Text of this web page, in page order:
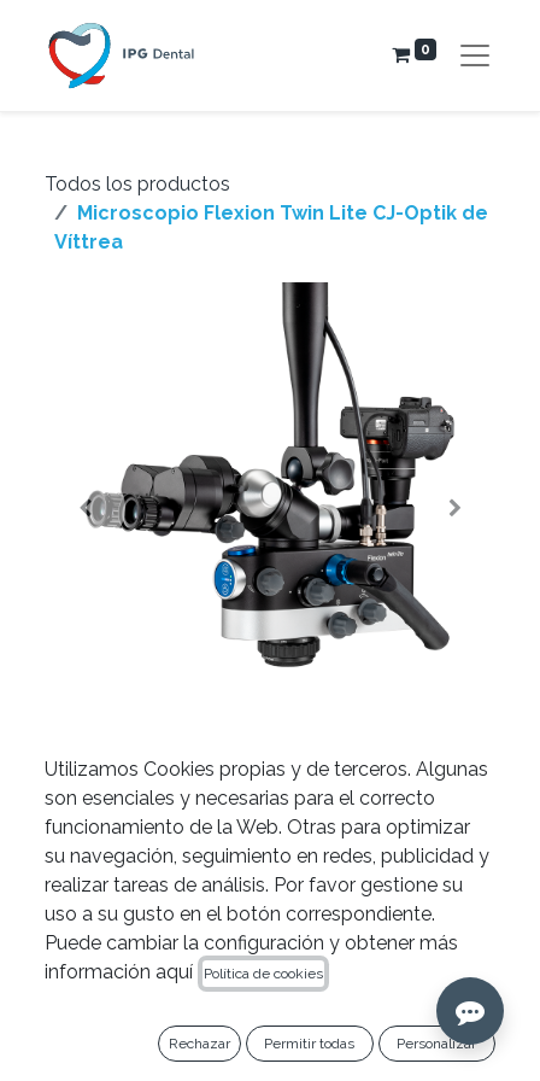
0
Todos los productos
Microscopio Flexion Twin Lite CJ-Optik de
Víttrea
Microscopio Flexion Twin
Lite CJ-Optik de Víttrea
Los microscopios Flexion Twin Lite están
disponibles en varias opciones y
configuraciones. Nuestros especialistas de
producto podrán ayudarte a elegir el que
Utilizamos Cookies propias y de terceros. Algunas
son esenciales y necesarias para el correcto
funcionamiento de la Web. Otras para optimizar
su navegación, seguimiento en redes, publicidad y
realizar tareas de análisis. Por favor gestione su
uso a su gusto en el botón correspondiente.
Puede cambiar la configuración y obtener más
información aquí
Política de cookies
Rechazar Permitir todas Personalizar